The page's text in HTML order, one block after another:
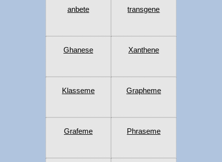
anbete transgene
Ghanese Xanthene
Klasseme Grapheme
Grafeme Phraseme